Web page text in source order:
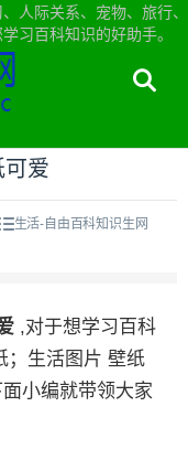
人际关系、宠物、旅行、
习百科知识的好助手。
爱
生活-自由百科知识生网
,对于想学习百科
；生活图片 壁纸
小编就带领大家